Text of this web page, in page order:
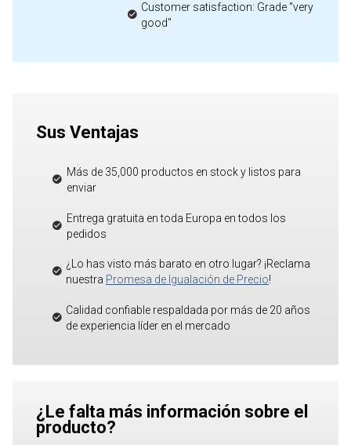
Customer satisfaction: Grade "very
good"
Sus Ventajas
Más de 35,000 productos en stock y listos para
enviar
Entrega gratuita en toda Europa en todos los
pedidos
¿Lo has visto más barato en otro lugar? ¡Reclama
nuestra Promesa de Igualación de Precio!
Calidad confiable respaldada por más de 20 años
de experiencia líder en el mercado
¿Le falta más información sobre el
producto?